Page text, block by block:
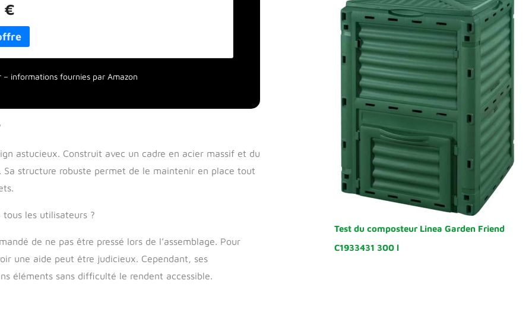
à 360° élimine le besoin de mélanger manuellement.
avec des déchets, fermez la porte et tournez tous les
Système de ventilation : Ce composteur rotatif de 160L
aidera à atteindre cet objectif. Solide et stable : Ce
rotatif extérieur : Dimensions totales : 71 cm L x 65 cm l
€
informations fournies par Amazon
astucieux. Construit avec un cadre en acier massif et du
structure robuste permet de le maintenir en place tout
les utilisateurs ?
de ne pas être pressé lors de l’assemblage. Pour
une aide peut être judicieux. Cependant, ses
éléments sans difficulté le rendent accessible.
Test du composteur Linea Garden Friend
C1933431 300 l